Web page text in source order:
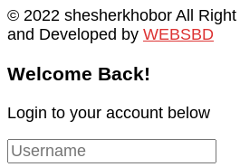
© 2022 shesherkhobor All
and Developed by WEBSBD
Welcome Back!
Login to your account below